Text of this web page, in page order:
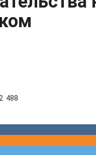
488